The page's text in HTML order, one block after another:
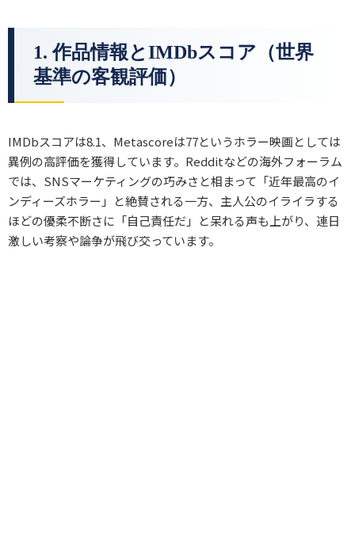
1. 作品情報とIMDbスコア（世界
基準の客観評価）
IMDbスコアは8.1、Metascoreは77というホラー映画としては
異例の高評価を獲得しています。Redditなどの海外フォーラム
では、SNSマーケティングの巧みさと相まって「近年最高のイ
ンディーズホラー」と絶賛される一方、主人公のイライラする
ほどの優柔不断さに「自己責任だ」と呆れる声も上がり、連日
激しい考察や論争が飛び交っています。